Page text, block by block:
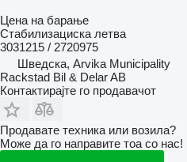
Цена на барање
Стабилизациска летва
3031215 / 2720975
Шведска, Arvika Municipality
Rackstad Bil & Delar AB
Контактирајте го продавачот
Продавате техника или возила?
Може да го направите тоа со нас!